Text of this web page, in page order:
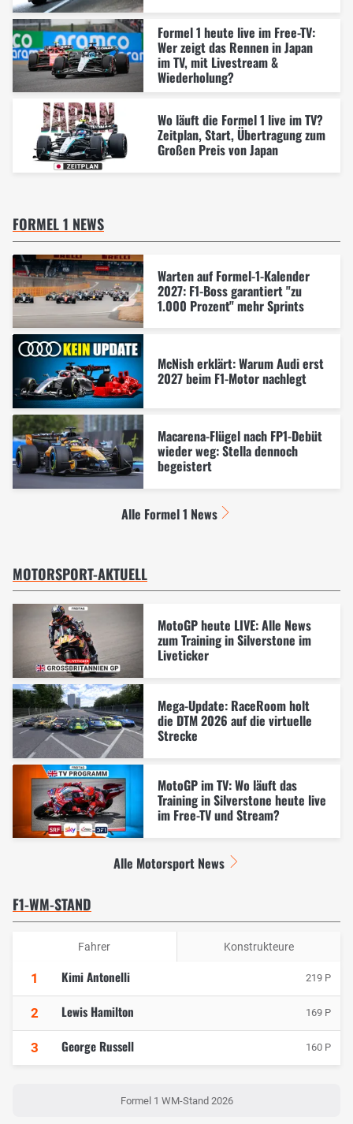
Formel 1 heute live im Free-TV:
Wer zeigt das Rennen in Japan
im TV, mit Livestream &
Wiederholung?
Wo läuft die Formel 1 live im TV?
Zeitplan, Start, Übertragung zum
Großen Preis von Japan
FORMEL 1 NEWS
Warten auf Formel-1-Kalender
2027: F1-Boss garantiert "zu
1.000 Prozent" mehr Sprints
McNish erklärt: Warum Audi erst
2027 beim F1-Motor nachlegt
Macarena-Flügel nach FP1-Debüt
wieder weg: Stella dennoch
begeistert
Alle Formel 1 News
MOTORSPORT-AKTUELL
MotoGP heute LIVE: Alle News
zum Training in Silverstone im
Liveticker
Mega-Update: RaceRoom holt
die DTM 2026 auf die virtuelle
Strecke
MotoGP im TV: Wo läuft das
Training in Silverstone heute live
im Free-TV und Stream?
Alle Motorsport News
F1-WM-STAND
Fahrer Konstrukteure
1 Kimi Antonelli 219 P
2 Lewis Hamilton 169 P
3 George Russell 160 P
Formel 1 WM-Stand 2026